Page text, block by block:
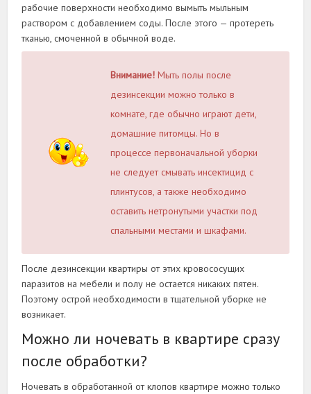
рабочие поверхности необходимо вымыть мыльным
раствором с добавлением соды. После этого — протереть
тканью, смоченной в обычной воде.
Внимание! Мыть полы после
дезинсекции можно только в
комнате, где обычно играют дети,
домашние питомцы. Но в
процессе первоначальной уборки
не следует смывать инсектицид с
плинтусов, а также необходимо
оставить нетронутыми участки под
спальными местами и шкафами.
После дезинсекции квартиры от этих кровососущих
паразитов на мебели и полу не остается никаких пятен.
Поэтому острой необходимости в тщательной уборке не
возникает.
Можно ли ночевать в квартире сразу
после обработки?
Ночевать в обработанной от клопов квартире можно только